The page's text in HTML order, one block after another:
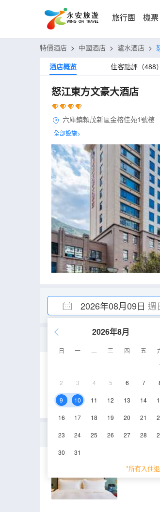
旅行團 機票
特價酒店 > 中國酒店 > 瀘水酒店 >
酒店概览
住客點評（488）
怒江東方文豪大酒店
六庫鎮賴茂新區金榕佳苑1號樓
全部設施>
2026年08月09日 週
2026年8月
日 一 二 三 四 五
1
2 3 4 5 6 7
9 10 11 12 13 14
16 17 18 19 20 21
23 24 25 26 27 28
30 31
*所有入住
特價大床
30㎡